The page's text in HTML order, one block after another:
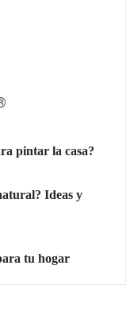
pintar la casa?
Ideas y
tu hogar